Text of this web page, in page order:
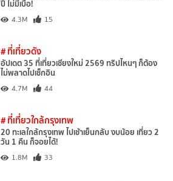
ปี ไม่มีเบื่อ!
4.3M 15
# ที่เที่ยวดัง
อัปเดต 35 ที่เที่ยวเชียงใหม่ 2569 ทริปไหนๆ ก็ต้อง
ไม่พลาดไปเช็กอิน
4.7M 44
# ที่เที่ยวใกล้กรุงเทพ
20 ทะเลใกล้กรุงเทพ ไปเช้าเย็นกลับ งบน้อย เที่ยว 2
วัน 1 คืน ก็จอยได้!
1.8M 33